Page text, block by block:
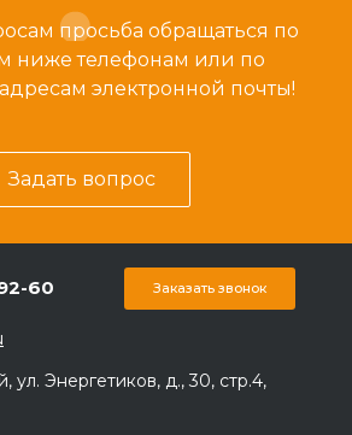
просьба обращаться по
ниже телефонам или по
электронной почты!
Задать вопрос
60 Заказать звонок
ул. Энергетиков, д., 30, стр.4,